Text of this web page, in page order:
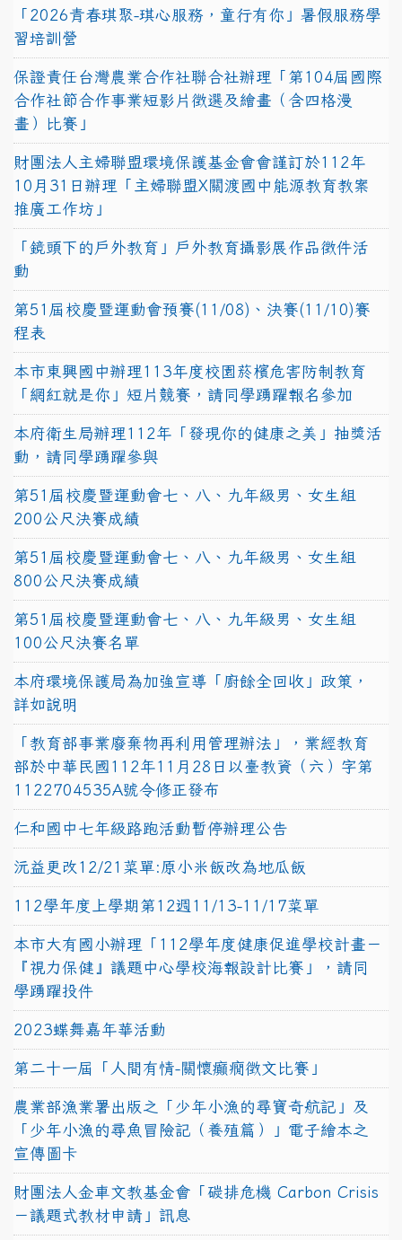
「2026青春琪聚-琪心服務，童行有你」暑假服務學
習培訓營
保證責任台灣農業合作社聯合社辦理「第104屆國際
合作社節合作事業短影片徵選及繪畫（含四格漫
畫）比賽」
財團法人主婦聯盟環境保護基金會會謹訂於112年
10月31日辦理「主婦聯盟X關渡國中能源教育教案
推廣工作坊」
「鏡頭下的戶外教育」戶外教育攝影展作品徵件活
動
第51屆校慶暨運動會預賽(11/08)、決賽(11/10)賽
程表
本市東興國中辦理113年度校園菸檳危害防制教育
「網紅就是你」短片競賽，請同學踴躍報名參加
本府衛生局辦理112年「發現你的健康之美」抽獎活
動，請同學踴躍參與
第51屆校慶暨運動會七、八、九年級男、女生組
200公尺決賽成績
第51屆校慶暨運動會七、八、九年級男、女生組
800公尺決賽成績
第51屆校慶暨運動會七、八、九年級男、女生組
100公尺決賽名單
本府環境保護局為加強宣導「廚餘全回收」政策，
詳如說明
「教育部事業廢棄物再利用管理辦法」，業經教育
部於中華民國112年11月28日以臺教資（六）字第
1122704535A號令修正發布
仁和國中七年級路跑活動暫停辦理公告
沅益更改12/21菜單:原小米飯改為地瓜飯
112學年度上學期第12週11/13-11/17菜單
本市大有國小辦理「112學年度健康促進學校計畫－
『視力保健』議題中心學校海報設計比賽」，請同
學踴躍投件
2023蝶舞嘉年華活動
第二十一屆「人間有情-關懷癲癇徵文比賽」
農業部漁業署出版之「少年小漁的尋寶奇航記」及
「少年小漁的尋魚冒險記（養殖篇）」電子繪本之
宣傳圖卡
財團法人金車文教基金會「碳排危機 Carbon Crisis
－議題式教材申請」訊息